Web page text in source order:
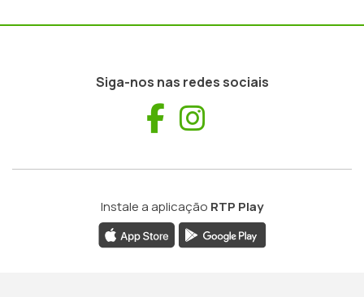
Siga-nos nas redes sociais
Facebook
Instale a aplicação RTP Play